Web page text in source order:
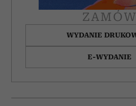
ZAMÓW
WYDANIE
E-WYDANIE